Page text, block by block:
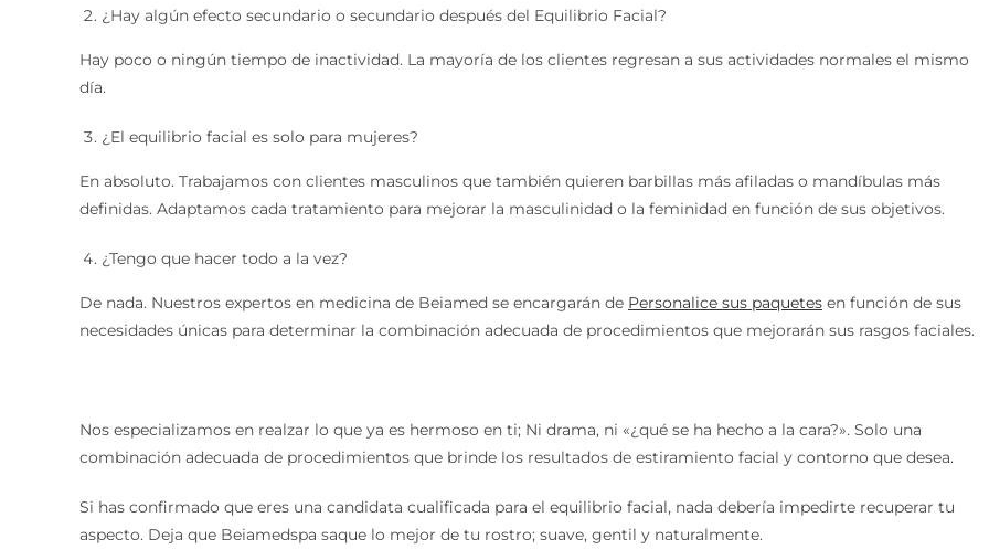
¿Hay algún efecto secundario o secundario después del Equilibrio Facial?
Hay poco o ningún tiempo de inactividad. La mayoría de los clientes regresan a sus actividades normales el mismo
día.
¿El equilibrio facial es solo para mujeres?
En absoluto. Trabajamos con clientes masculinos que también quieren barbillas más afiladas o mandíbulas más
definidas. Adaptamos cada tratamiento para mejorar la masculinidad o la feminidad en función de sus objetivos.
¿Tengo que hacer todo a la vez?
De nada. Nuestros expertos en medicina de Beiamed se encargarán de Personalice sus paquetes en función de sus
necesidades únicas para determinar la combinación adecuada de procedimientos que mejorarán sus rasgos faciales.
Nos especializamos en realzar lo que ya es hermoso en ti; Ni drama, ni «¿qué se ha hecho a la cara?». Solo una
combinación adecuada de procedimientos que brinde los resultados de estiramiento facial y contorno que desea.
Si has confirmado que eres una candidata cualificada para el equilibrio facial, nada debería impedirte recuperar tu
aspecto. Deja que Beiamedspa saque lo mejor de tu rostro; suave, gentil y naturalmente.